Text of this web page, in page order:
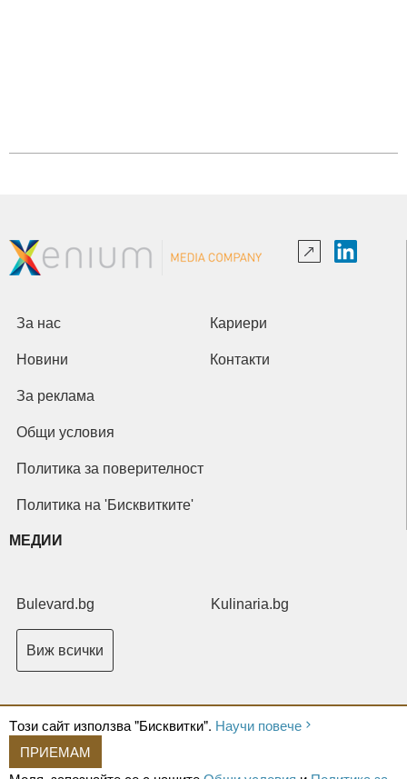
Tози сайт използва "Бисквитки". Научи повече
ПРИЕМАМ
За нас Кариери
Новини Контакти
За реклама
Общи условия
Политика за поверителност
Политика на 'Бисквитките'
МЕДИИ
Bulevard.bg Kulinaria.bg
Виж всички
Copyright © 2026 Ксениум ООД. Всички права запазени.